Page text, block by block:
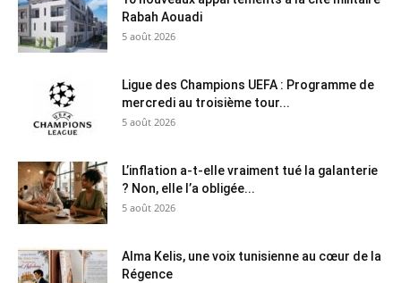
Rabah Aouadi
5 août 2026
Ligue des Champions UEFA : Programme de
mercredi au troisième tour...
5 août 2026
L’inflation a-t-elle vraiment tué la galanterie
? Non, elle l’a obligée...
5 août 2026
Alma Kelis, une voix tunisienne au cœur de la
Régence